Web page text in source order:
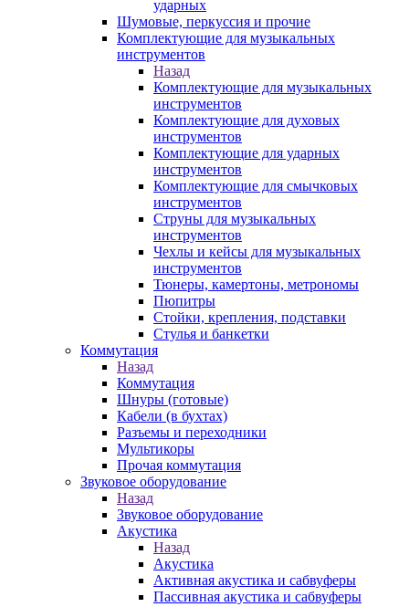
ударных
Шумовые, перкуссия и прочие
Комплектующие для музыкальных
инструментов
Назад
Комплектующие для музыкальных
инструментов
Комплектующие для духовых
инструментов
Комплектующие для ударных
инструментов
Комплектующие для смычковых
инструментов
Струны для музыкальных
инструментов
Чехлы и кейсы для музыкальных
инструментов
Тюнеры, камертоны, метрономы
Пюпитры
Стойки, крепления, подставки
Стулья и банкетки
Коммутация
Назад
Коммутация
Шнуры (готовые)
Кабели (в бухтах)
Разъемы и переходники
Мультикоры
Прочая коммутация
Звуковое оборудование
Назад
Звуковое оборудование
Акустика
Назад
Акустика
Активная акустика и сабвуферы
Пассивная акустика и сабвуферы